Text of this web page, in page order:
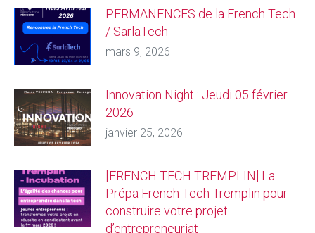
PERMANENCES de la French Tech
/ SarlaTech
mars 9, 2026
Innovation Night : Jeudi 05 février
2026
janvier 25, 2026
[FRENCH TECH TREMPLIN] La
Prépa French Tech Tremplin pour
construire votre projet
d’entrepreneuriat